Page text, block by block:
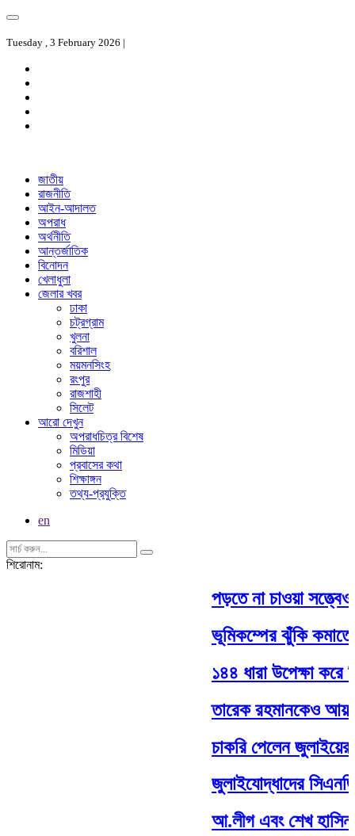
Tuesday , 3 February 2026 |
জাতীয়
রাজনীতি
আইন-আদালত
অপরাধ
অর্থনীতি
আন্তর্জাতিক
বিনোদন
খেলাধুলা
জেলার খবর
ঢাকা
চট্রগ্রাম
খুলনা
বরিশাল
ময়মনসিংহ
রংপুর
রাজশাহী
সিলেট
আরো দেখুন
অপরাধচিত্র বিশেষ
মিডিয়া
প্রবাসের কথা
শিক্ষাঙ্গন
তথ্য-প্রযুক্তি
en
শিরোনাম:
পড়তে না চাওয়া সত্ত্বেও
ভূমিকম্পের ঝুঁকি
১৪৪ ধারা উপেক্ষা করে
তারেক রহমানকেও
চাকরি পেলেন
জুলাইযোদ্ধাদের
আ.লীগ এবং শেখ